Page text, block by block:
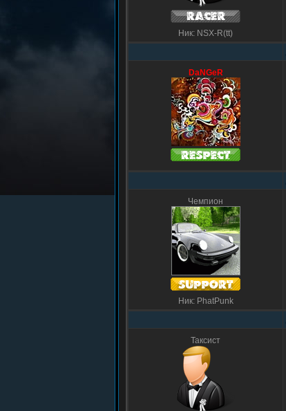
Ник: NSX-R(tt)
DaNGeR
Чемпион
Ник: PhatPunk
Таксист